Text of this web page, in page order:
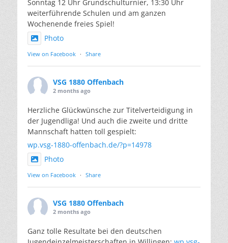
Sonntag 12 Uhr Grundschulturnier, 13:30 Uhr
weiterführende Schulen und am ganzen
Wochenende freies Spiel!
Photo
View on Facebook · Share
VSG 1880 Offenbach
2 months ago
Herzliche Glückwünsche zur Titelverteidigung in
der Jugendliga! Und auch die zweite und dritte
Mannschaft hatten toll gespielt:
wp.vsg-1880-offenbach.de/?p=14978
Photo
View on Facebook · Share
VSG 1880 Offenbach
2 months ago
Ganz tolle Resultate bei den deutschen